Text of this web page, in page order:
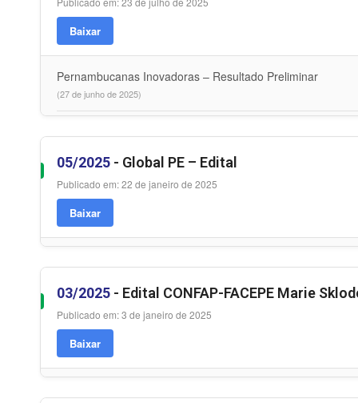
Baixar
Pernambucanas Inovadoras – Resultado Preliminar
(27 de junho de 2025)
05/2025 - Global PE – Edital
Publicado em: 22 de janeiro de 2025
Baixar
03/2025 - Edital CONFAP-FACEPE Marie
Publicado em: 3 de janeiro de 2025
Baixar